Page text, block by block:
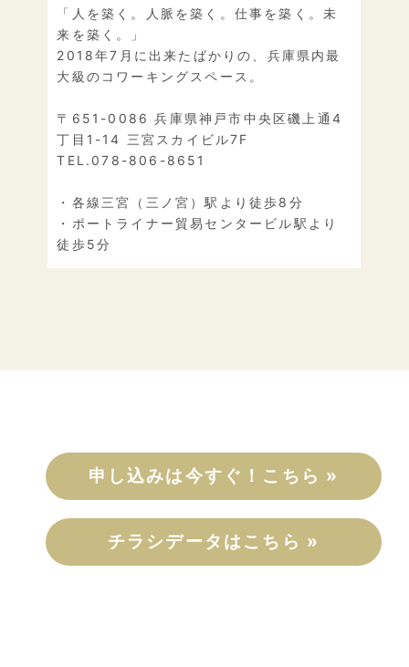
「人を築く。人脈を築く。仕事を築く。未
来を築く。」
2018年7月に出来たばかりの、兵庫県内最
大級のコワーキングスペース。
〒651-0086 兵庫県神戸市中央区磯上通4
丁目1-14 三宮スカイビル7F
TEL.078-806-8651
・各線三宮（三ノ宮）駅より徒歩8分
・ポートライナー貿易センタービル駅より
徒歩5分
申し込みは今すぐ！こちら »
チラシデータはこちら »